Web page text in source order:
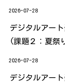
2026-07-28
デジタルアー
(課題２：夏祭
2026-07-28
デジタルアー